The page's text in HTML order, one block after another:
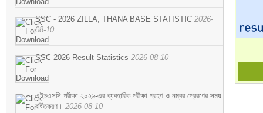
SSC - 2026 ZILLA, THANA BASE STATISTIC 2026-
08-10
SSC 2026 Result Statistics 2026-08-10
এইচএসসি পরীক্ষা ২০২৬-এর ব্যবহারিক পরীক্ষা গ্রহণ ও নম্বর প্রেরণের সময়
বর্ধিতকরণ। 2026-08-10